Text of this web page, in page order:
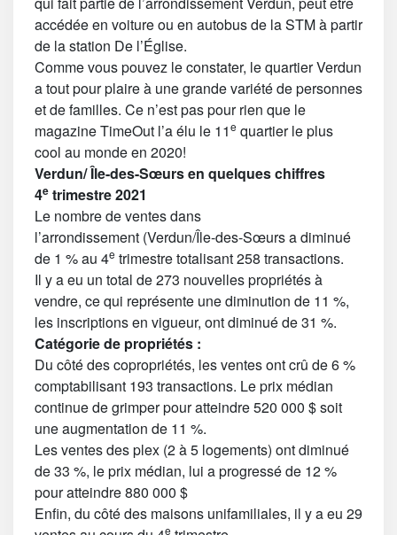
accédée en voiture ou en autobus de la STM à partir
de la station De l’Église.
Comme vous pouvez le constater, le quartier Verdun
a tout pour plaire à une grande variété de personnes
et de familles. Ce n’est pas pour rien que le
magazine TimeOut l’a élu le 11e quartier le plus
cool au monde en 2020!
Verdun/Île-des-Sœurs en quelques chiffres
4e trimestre 2021
Le nombre de ventes dans
l’arrondissement (Verdun/Île-des-Sœurs a diminué
de 1 % au 4e trimestre totalisant 258 transactions.
Il y a eu un total de 273 nouvelles propriétés à
vendre, ce qui représente une diminution de 11 %,
les inscriptions en vigueur, ont diminué de 31 %.
Catégorie de propriétés :
Du côté des copropriétés, les ventes ont crû de 6 %
comptabilisant 193 transactions. Le prix médian
continue de grimper pour atteindre 520 000 $ soit
une augmentation de 11 %.
Les ventes des plex (2 à 5 logements) ont diminué
de 33 %, le prix médian, lui a progressé de 12 %
pour atteindre 880 000 $
Enfin, du côté des maisons unifamiliales, il y a eu 29
e